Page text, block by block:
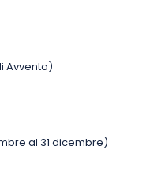
Avvento)
al 31 dicembre)